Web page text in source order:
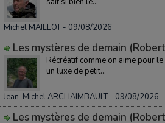
Michel MAILLOT- 09/08/2026
Les mystères de demain
Récréatif comme on aime pour
un luxe de petit...
Jean-Michel ARCHAIMBAULT- 09/08/2026
Les mystères de demain